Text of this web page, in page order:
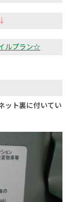
ルプラン☆
ット裏に付いてい